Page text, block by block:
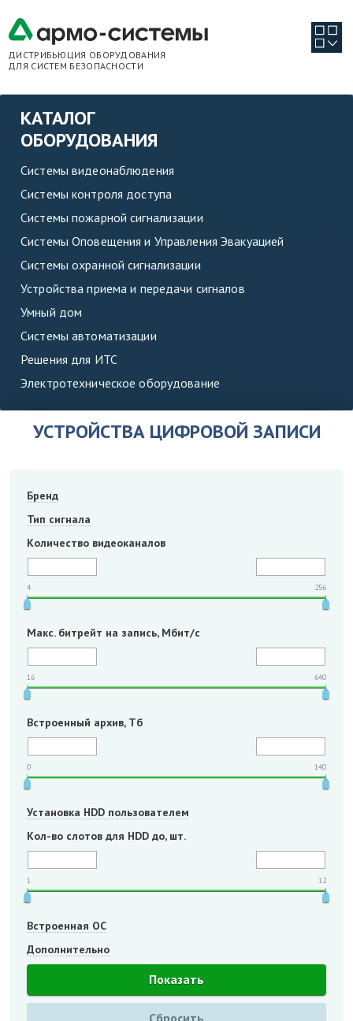
ДИСТРИБЬЮЦИЯ ОБОРУДОВАНИЯ
ДЛЯ СИСТЕМ БЕЗОПАСНОСТИ
КАТАЛОГ
ОБОРУДОВАНИЯ
Системы видеонаблюдения
Системы контроля доступа
Системы пожарной сигнализации
Системы Оповещения и Управления Эвакуацией
Системы охранной сигнализации
Устройства приема и передачи сигналов
Умный дом
Системы автоматизации
Решения для ИТС
Электротехническое оборудование
УСТРОЙСТВА ЦИФРОВОЙ ЗАПИСИ
Бренд
Тип сигнала
Количество видеоканалов
4 256
Макс. битрейт на запись, Мбит/с
16 640
Встроенный архив, Тб
0 140
Установка HDD пользователем
Кол-во слотов для HDD до, шт.
1 12
Встроенная ОС
Дополнительно